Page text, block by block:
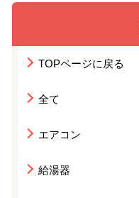
TOPページに戻る
全て
エアコン
給湯器